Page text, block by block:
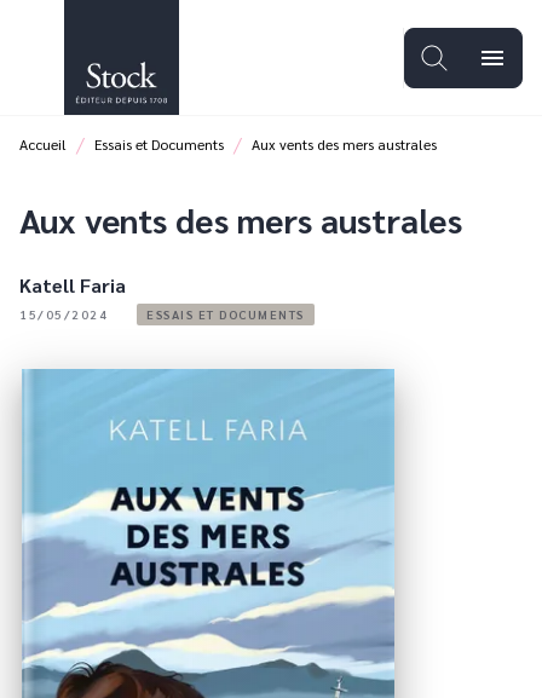
PIED DE PAGE
menu
Accueil / Essais et Documents / Aux vents des mers australes
Aux vents des mers australes
Katell Faria
15/05/2024 ESSAIS ET DOCUMENTS